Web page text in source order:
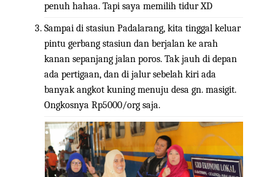
penuh hahaa. Tapi saya memilih tidur XD
Sampai di stasiun Padalarang, kita tinggal keluar
pintu gerbang stasiun dan berjalan ke arah
kanan sepanjang jalan poros. Tak jauh di depan
ada pertigaan, dan di jalur sebelah kiri ada
banyak angkot kuning menuju desa gn. masigit.
Ongkosnya Rp5000/org saja.